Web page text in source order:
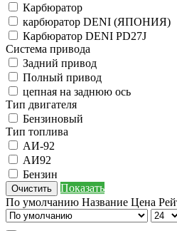
Карбюратор
карбюратор DENI (ЯПОНИЯ)
Карбюратор DENI PD27J
Система привода
Задний привод
Полный привод
цепная на заднюю ось
Тип двигателя
Бензиновый
Тип топлива
АИ-92
АИ92
Бензин
Очистить
Показать
По умолчанию Название Цена